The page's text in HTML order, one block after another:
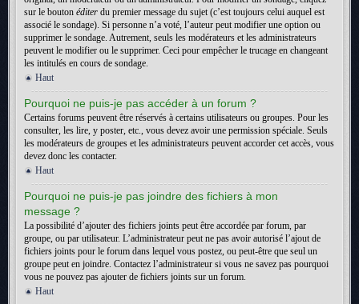
sur le bouton éditer du premier message du sujet (c’est toujours celui auquel est
associé le sondage). Si personne n’a voté, l’auteur peut modifier une option ou
supprimer le sondage. Autrement, seuls les modérateurs et les administrateurs
peuvent le modifier ou le supprimer. Ceci pour empêcher le trucage en changeant
les intitulés en cours de sondage.
Haut
Pourquoi ne puis-je pas accéder à un forum ?
Certains forums peuvent être réservés à certains utilisateurs ou groupes. Pour les
consulter, les lire, y poster, etc., vous devez avoir une permission spéciale. Seuls
les modérateurs de groupes et les administrateurs peuvent accorder cet accès, vous
devez donc les contacter.
Haut
Pourquoi ne puis-je pas joindre des fichiers à mon
message ?
La possibilité d’ajouter des fichiers joints peut être accordée par forum, par
groupe, ou par utilisateur. L’administrateur peut ne pas avoir autorisé l’ajout de
fichiers joints pour le forum dans lequel vous postez, ou peut-être que seul un
groupe peut en joindre. Contactez l’administrateur si vous ne savez pas pourquoi
vous ne pouvez pas ajouter de fichiers joints sur un forum.
Haut